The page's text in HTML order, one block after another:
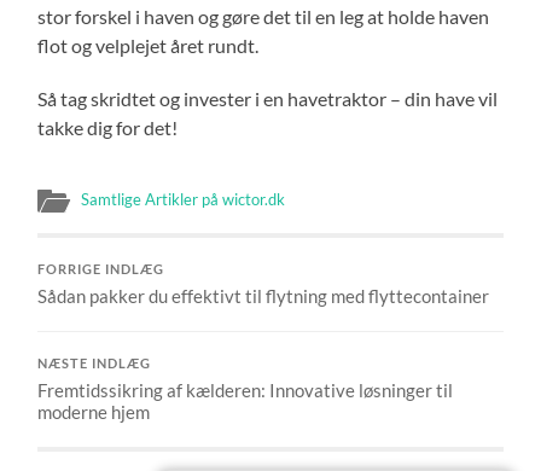
stor forskel i haven og gøre det til en leg at holde haven
flot og velplejet året rundt.
Så tag skridtet og invester i en havetraktor – din have vil
takke dig for det!
Samtlige Artikler på wictor.dk
FORRIGE INDLÆG
Sådan pakker du effektivt til flytning med flyttecontainer
NÆSTE INDLÆG
Fremtidssikring af kælderen: Innovative løsninger til
moderne hjem